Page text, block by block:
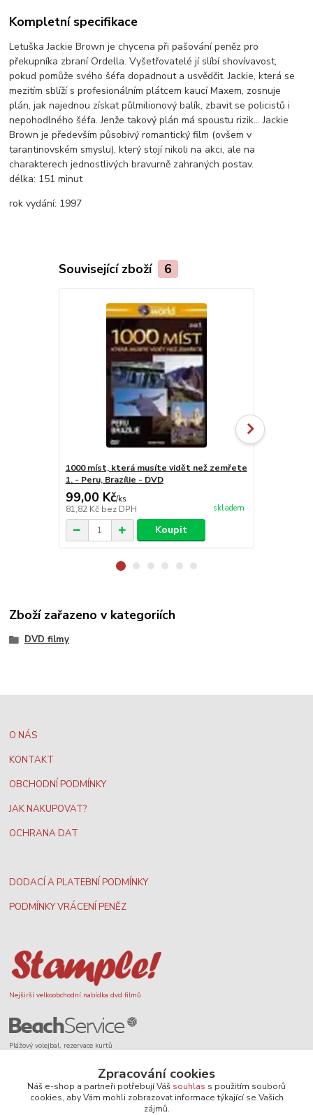
Kompletní specifikace
Letuška Jackie Brown je chycena při pašování peněz pro
překupníka zbraní Ordella. Vyšetřovatelé jí slíbí shovívavost,
pokud pomůže svého šéfa dopadnout a usvědčit. Jackie, která se
mezitím sblíží s profesionálním plátcem kaucí Maxem, zosnuje
plán, jak najednou získat půlmilionový balík, zbavit se policistů i
nepohodlného šéfa. Jenže takový plán má spoustu rizik... Jackie
Brown je především působivý romantický film (ovšem v
tarantinovském smyslu), který stojí nikoli na akci, ale na
charakterech jednostlivých bravurně zahraných postav.
délka: 151 minut
rok vydání: 1997
Související zboží 6
1000 míst, která musíte vidět než zemřete
1. - Peru, Brazílie - DVD
99,00 Kč/ks
81,82 Kč bez DPH skladem
Koupit
Zboží zařazeno v kategoriích
DVD filmy
O NÁS
KONTAKT
OBCHODNÍ PODMÍNKY
JAK NAKUPOVAT?
OCHRANA DAT
DODACÍ A PLATEBNÍ PODMÍNKY
PODMÍNKY VRÁCENÍ PENĚZ
Nejširší velkoobchodní nabídka dvd filmů
Plážový volejbal, rezervace kurtů
Zpracování cookies
Náš e-shop a partneři potřebují Váš souhlas s použitím souborů
cookies, aby Vám mohli zobrazovat informace týkající se Vašich
zájmů.